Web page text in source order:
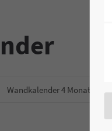
Wandkalender 4 Monate